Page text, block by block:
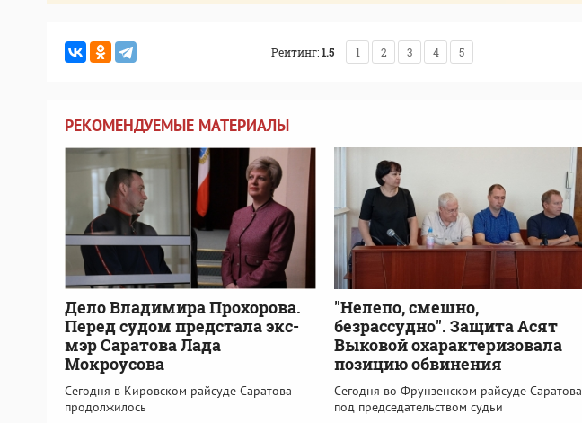
Рейтинг:1.5 1 2 3 4 5
РЕКОМЕНДУЕМЫЕ МАТЕРИАЛЫ
Дело Владимира Прохорова.
Перед судом предстала экс-
мэр Саратова Лада
Мокроусова
Сегодня в Кировском райсуде Саратова
продолжилось
"Нелепо, смешно,
безрассудно". Защита Асят
Выковой охарактеризовала
позицию обвинения
Сегодня во Фрунзенском райсуде Саратова
под председательством судьи